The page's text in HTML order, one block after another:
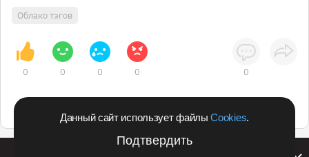
Данный сайт использует файлыCookies.
Подтвердить
Облако тэгов
0 0 0 0 0
Билайн запустил в Кемеровской области акцию с